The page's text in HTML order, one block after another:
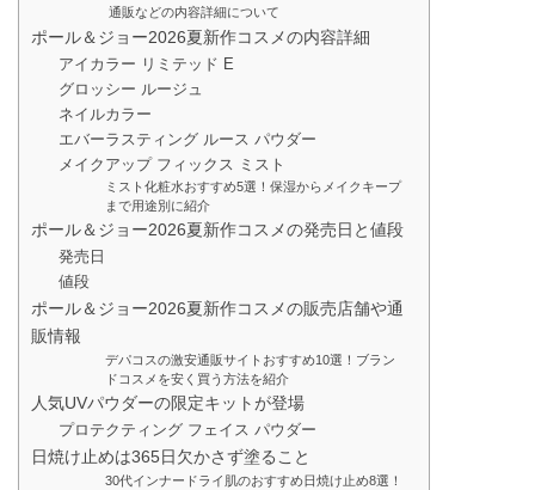
通販などの内容詳細について
ポール＆ジョー2026夏新作コスメの内容詳細
アイカラー リミテッド E
グロッシー ルージュ
ネイルカラー
エバーラスティング ルース パウダー
メイクアップ フィックス ミスト
ミスト化粧水おすすめ5選！保湿からメイクキープ
まで用途別に紹介
ポール＆ジョー2026夏新作コスメの発売日と値段
発売日
値段
ポール＆ジョー2026夏新作コスメの販売店舗や通
販情報
デパコスの激安通販サイトおすすめ10選！ブラン
ドコスメを安く買う方法を紹介
人気UVパウダーの限定キットが登場
プロテクティング フェイス パウダー
日焼け止めは365日欠かさず塗ること
30代インナードライ肌のおすすめ日焼け止め8選！